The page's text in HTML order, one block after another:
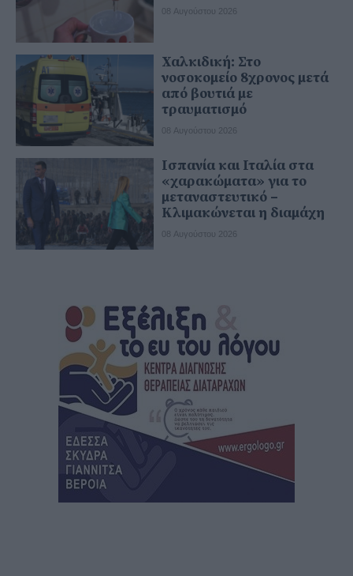
08 Αυγούστου 2026
Χαλκιδική: Στο
νοσοκομείο 8χρονος μετά
από βουτιά με
τραυματισμό
08 Αυγούστου 2026
Ισπανία και Ιταλία στα
«χαρακώματα» για το
μεταναστευτικό –
Κλιμακώνεται η διαμάχη
08 Αυγούστου 2026